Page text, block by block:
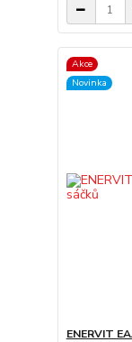
Akce
Novinka
ENERVIT